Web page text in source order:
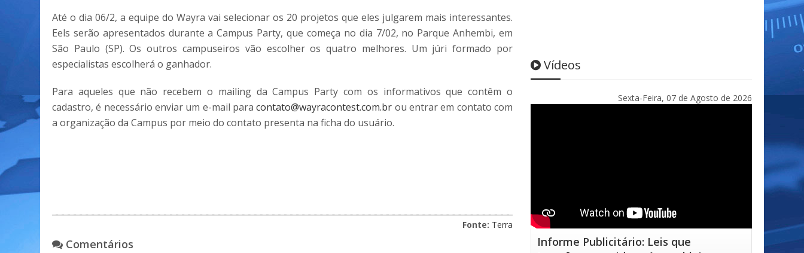
Até o dia 06/2, a equipe do Wayra vai selecionar os 20 projetos que eles julgarem mais interessantes.
Eels serão apresentados durante a Campus Party, que começa no dia 7/02, no Parque Anhembi, em
São Paulo (SP). Os outros campuseiros vão escolher os quatro melhores. Um júri formado por
especialistas escolherá o ganhador.
Para aqueles que não recebem o mailing da Campus Party com os informativos que contêm o
cadastro, é necessário enviar um e-mail paracontato@wayracontest.com.br ou entrar em contato com
a organização da Campus por meio do contato presenta na ficha do usuário.
Fonte: Terra
Comentários
Vídeos
Sexta-Feira, 07 de Agosto de 2026
Informe Publicitário: Leis que